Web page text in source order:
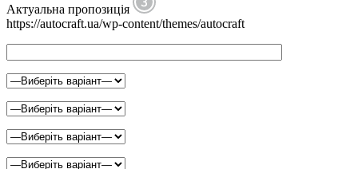
Актуальна пропозиція
https://autocraft.ua/wp-content/themes/autocraft